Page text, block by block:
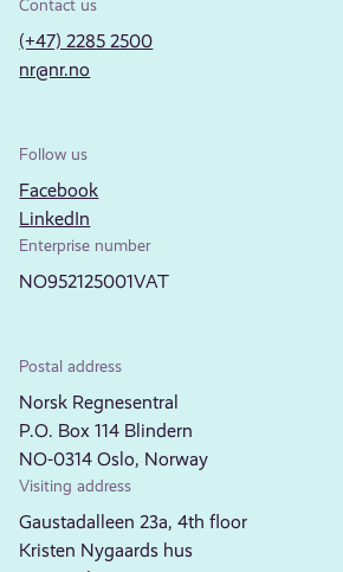
Contact us
(+47) 2285 2500
nr@nr.no
Follow us
Facebook
LinkedIn
Enterprise number
NO952125001VAT
Postal address
Norsk Regnesentral
P.O. Box 114 Blindern
NO-0314 Oslo, Norway
Visiting address
Gaustadalleen 23a, 4th floor
Kristen Nygaards hus